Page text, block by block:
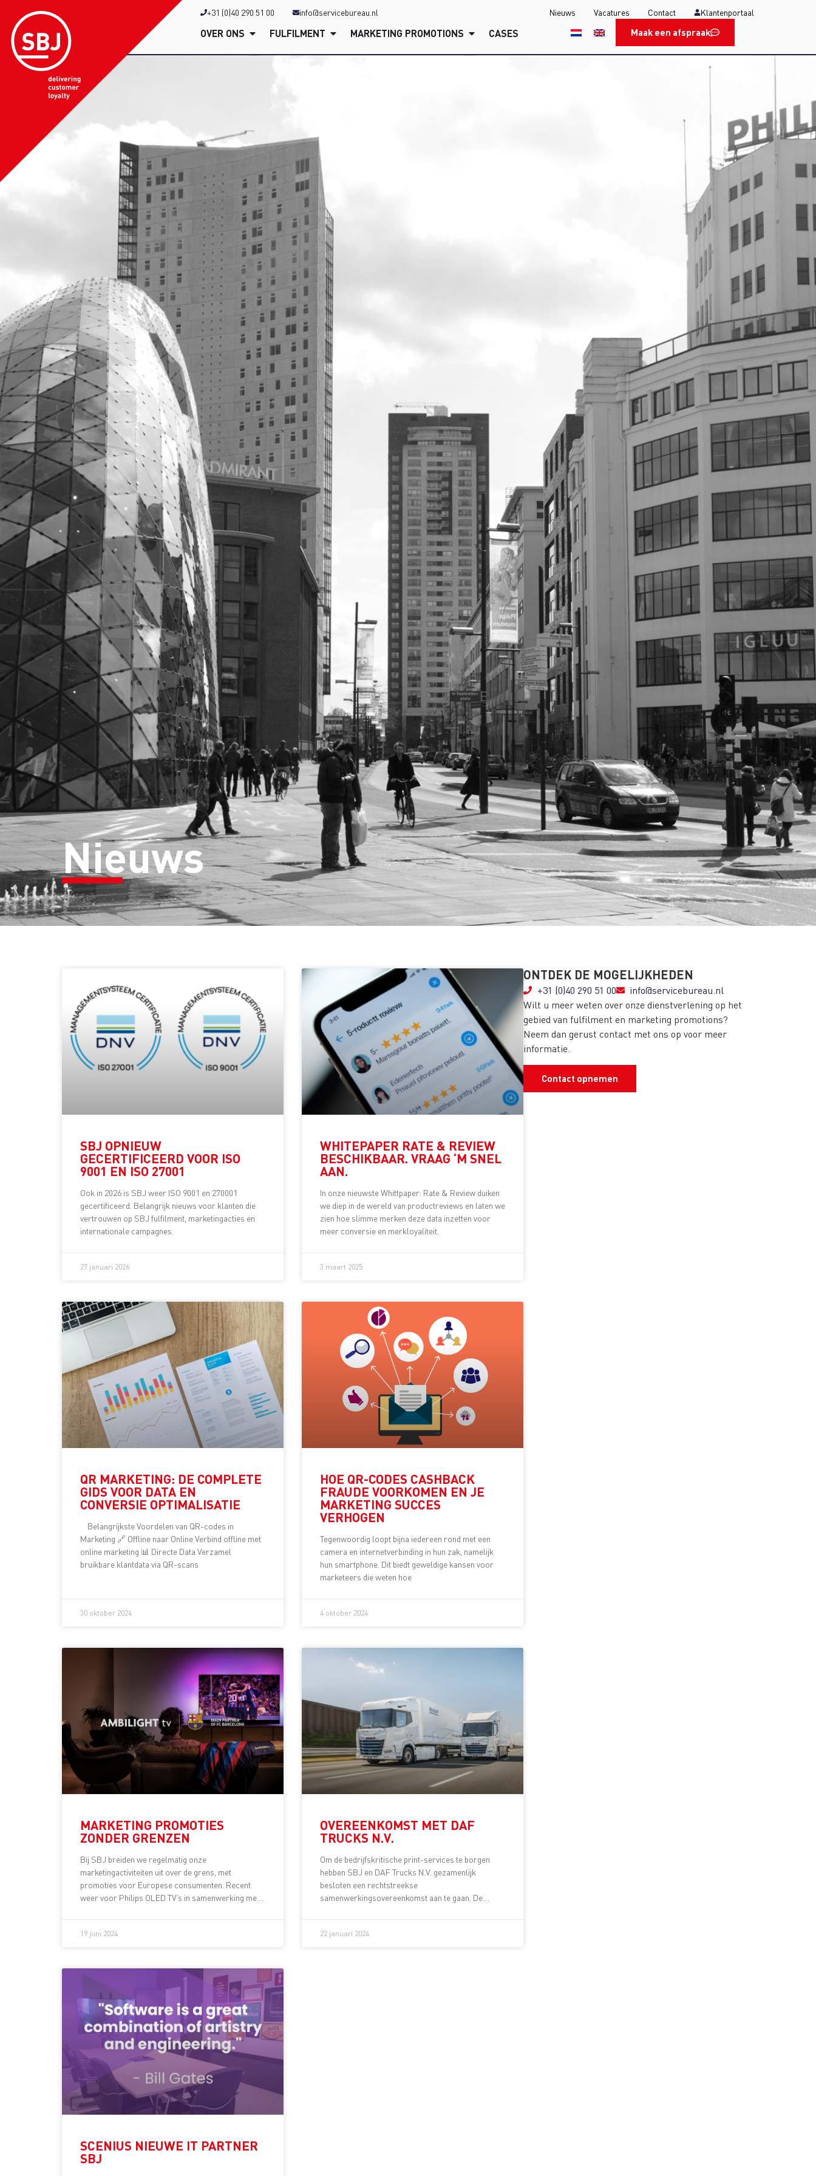
+31 (0)40 290 51 00 info@servicebureau.nl Nieuws Vacatures Contact Klantenportaal
OVER ONS FULFILMENT MARKETING PROMOTIONS CASES Maak een afspraak
Nieuws
SBJ OPNIEUW
GECERTIFICEERD VOOR ISO
9001 EN ISO 27001
Ook in 2026 is SBJ weer ISO 9001 en 270001
gecertificeerd. Belangrijk nieuws voor klanten die
vertrouwen op SBJ fulfilment, marketingacties en
internationale campagnes.
27 januari 2026
WHITEPAPER RATE & REVIEW
BESCHIKBAAR. VRAAG ‘M SNEL
AAN.
In onze nieuwste Whittpaper: Rate & Review duiken
we diep in de wereld van productreviews en laten we
zien hoe slimme merken deze data inzetten voor
meer conversie en merkloyaliteit.
3 maart 2025
QR MARKETING: DE COMPLETE
GIDS VOOR DATA EN
CONVERSIE OPTIMALISATIE
Belangrijkste Voordelen van QR-codes in
Marketing 🔗 Offline naar Online Verbind offline met
online marketing 📊 Directe Data Verzamel
bruikbare klantdata via QR-scans
30 oktober 2024
HOE QR-CODES CASHBACK
FRAUDE VOORKOMEN EN JE
MARKETING SUCCES
VERHOGEN
Tegenwoordig loopt bijna iedereen rond met een
camera en internetverbinding in hun zak, namelijk
hun smartphone. Dit biedt geweldige kansen voor
marketeers die weten hoe
4 oktober 2024
MARKETING PROMOTIES
ZONDER GRENZEN
Bij SBJ breiden we regelmatig onze
marketingactiviteiten uit over de grens, met
promoties voor Europese consumenten. Recent
weer voor Philips OLED TV’s in samenwerking met
19 juni 2024
OVEREENKOMST MET DAF
TRUCKS N.V.
Om de bedrijfskritische print-services te borgen
hebben SBJ en DAF Trucks N.V. gezamenlijk
besloten een rechtstreekse
samenwerkingsovereenkomst aan te gaan. De
22 januari 2024
SCENIUS NIEUWE IT PARTNER
SBJ
ONTDEK DE MOGELIJKHEDEN
+31 (0)40 290 51 00
info@servicebureau.nl
Wilt u meer weten over onze dienstverlening op het
gebied van fulfilment en marketing promotions?
Neem dan gerust contact met ons op voor meer
informatie.
Contact opnemen